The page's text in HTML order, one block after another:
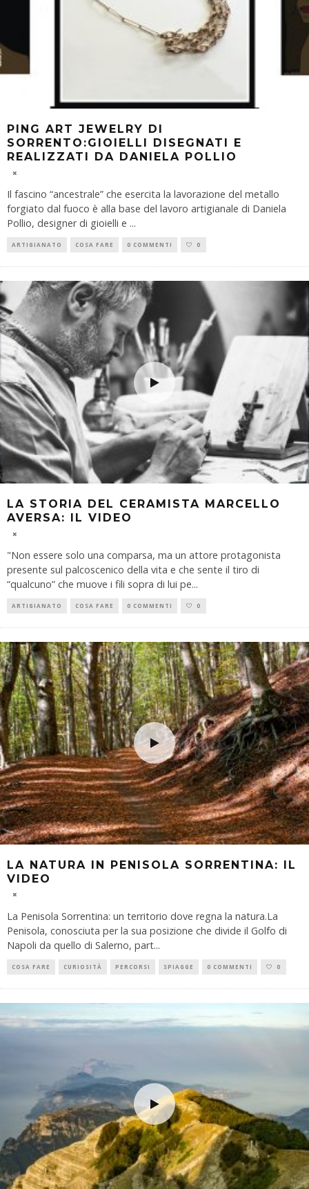
PING ART JEWELRY DI
SORRENTO:GIOIELLI DISEGNATI E
REALIZZATI DA DANIELA POLLIO
Il fascino “ancestrale” che esercita la lavorazione del metallo
forgiato dal fuoco è alla base del lavoro artigianale di Daniela
Pollio, designer di gioielli e ...
ARTIGIANATO COSA FARE 0 COMMENTI 0
LA STORIA DEL CERAMISTA MARCELLO
AVERSA: IL VIDEO
"Non essere solo una comparsa, ma un attore protagonista
presente sul palcoscenico della vita e che sente il tiro di
“qualcuno” che muove i fili sopra di lui pe...
ARTIGIANATO COSA FARE 0 COMMENTI 0
LA NATURA IN PENISOLA SORRENTINA: IL
VIDEO
La Penisola Sorrentina: un territorio dove regna la natura.La
Penisola, conosciuta per la sua posizione che divide il Golfo di
Napoli da quello di Salerno, part...
COSA FARE CURIOSITÀ PERCORSI SPIAGGE 0 COMMENTI 0